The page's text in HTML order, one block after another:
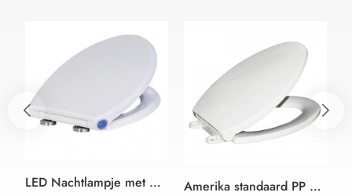
LED Nachtlampje met DOUCHE toilet seat cover met de Amerikaanse standaard 19" langwerpig formaat met soft close en quick-release Amerika standaard PP WC Toilet Seat Cover met Soft-Close Functie made in China